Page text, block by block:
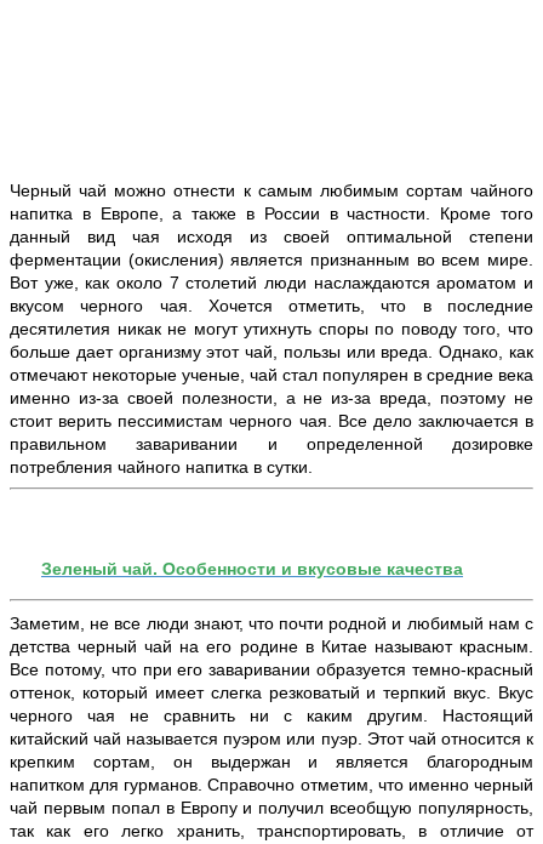
Черный чай можно отнести к самым любимым сортам чайного
напитка в Европе, а также в России в частности. Кроме того
данный вид чая исходя из своей оптимальной степени
ферментации (окисления) является признанным во всем мире.
Вот уже, как около 7 столетий люди наслаждаются ароматом и
вкусом черного чая. Хочется отметить, что в последние
десятилетия никак не могут утихнуть споры по поводу того, что
больше дает организму этот чай, пользы или вреда. Однако, как
отмечают некоторые ученые, чай стал популярен в средние века
именно из-за своей полезности, а не из-за вреда, поэтому не
стоит верить пессимистам черного чая. Все дело заключается в
правильном заваривании и определенной дозировке
потребления чайного напитка в сутки.
Зеленый чай. Особенности и вкусовые качества
Заметим, не все люди знают, что почти родной и любимый нам с
детства черный чай на его родине в Китае называют красным.
Все потому, что при его заваривании образуется темно-красный
оттенок, который имеет слегка резковатый и терпкий вкус. Вкус
черного чая не сравнить ни с каким другим. Настоящий
китайский чай называется пуэром или пуэр. Этот чай относится к
крепким сортам, он выдержан и является благородным
напитком для гурманов. Справочно отметим, что именно черный
чай первым попал в Европу и получил всеобщую популярность,
так как его легко хранить, транспортировать, в отличие от